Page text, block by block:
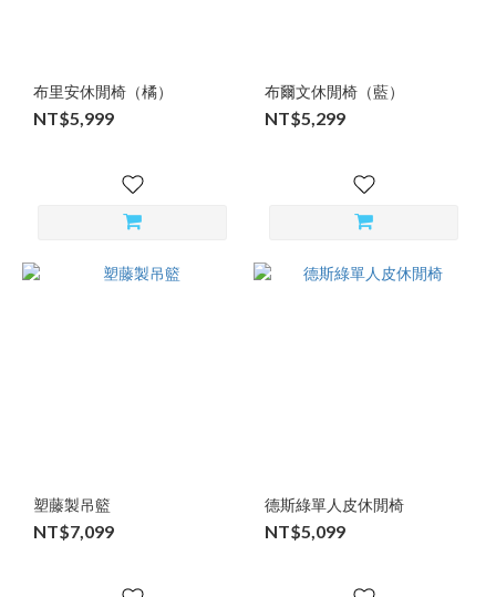
布里安休閒椅（橘）
NT$5,999
布爾文休閒椅（藍）
NT$5,299
塑藤製吊籃
NT$7,099
德斯綠單人皮休閒椅
NT$5,099